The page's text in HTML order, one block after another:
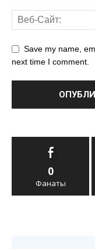
Save my name,
next time I comment.
0
Фанаты